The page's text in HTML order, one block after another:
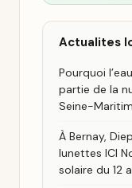
Actualites
Pourquoi
partie de la
Seine-
À Bernay,
lunettes ICI
solaire du 12